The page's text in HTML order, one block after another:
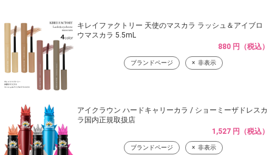
キレイファクトリー 天使のマスカラ ラッシュ＆アイブロ
ウマスカラ 5.5mL
880 円（税込）
ブランドページ 非表示
アイクラウン ハードキャリーカラ / ショーミーザドレスカ
ラ国内正規取扱店
1,527 円（税込）
ブランドページ 非表示